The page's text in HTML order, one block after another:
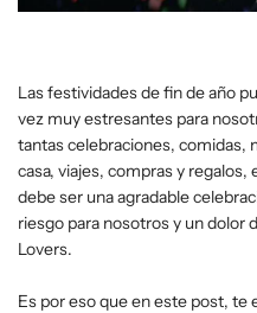
Las festividades de fin de año
vez muy estresantes para
tantas celebraciones, comidas,
casa, viajes, compras y
debe ser una agradable
riesgo para nosotros y un dolor
Lovers.
Es por eso que en este post, te